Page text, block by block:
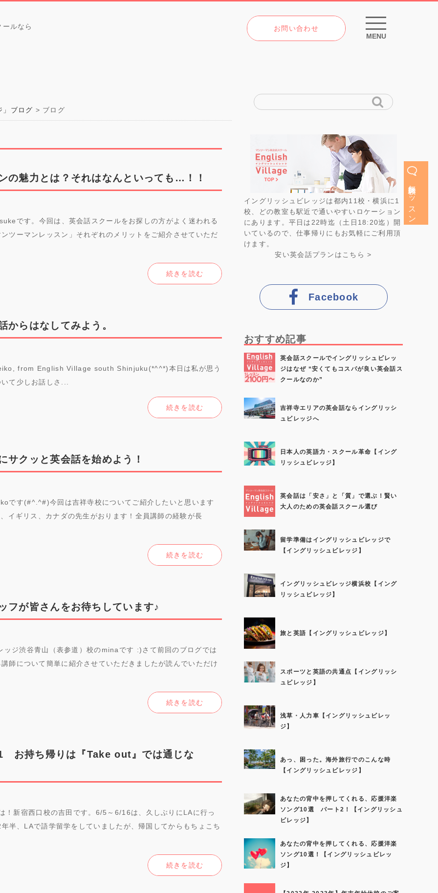
無料体験レッスン
ルなら
お問い合わせ
MENU
」ブログ
ブログ
の魅力とは？それはなんといっても…！！
です。今回は、英会話スクールをお探しの方がよく迷われる
ンツーマンレッスン」それぞれのメリットをご紹介させていただ
続きを読む
からはなしてみよう。
from English Village south Shinjuku(*^^*)本日は私が思う
て少しお話しさ...
続きを読む
サクッと英会話を始めよう！
です(#^.^#)今回は吉祥寺校についてご紹介したいと思います
イギリス、カナダの先生がおります！全員講師の経験が長
続きを読む
フが皆さんをお待ちしています♪
ジ渋谷青山（表参道）校のminaです :)さて前回のブログでは
師について簡単に紹介させていただきましたが読んでいただけ
続きを読む
お持ち帰りは『Take out』では通じな
新宿西口校の吉田です。6/5～6/16は、久しぶりにLAに行っ
半、LAで語学留学をしていましたが、帰国してからもちょこち
続きを読む
イングリッシュビレッジは都内11校・横浜に1
校、どの教室も駅近で通いやすいロケーション
にあります。平日は22時迄（土日18:20迄）開
いているので、仕事帰りにもお気軽にご利用頂
けます。
安い英会話プラン はこちら >
Facebook
おすすめ記事
英会話スクールでイングリッシュビレッ
ジはなぜ “安くてもコスパが良い英会話ス
クールなのか”
吉祥寺エリアの英会話ならイングリッシ
ュビレッジへ
日本人の英語力・スクール革命【イング
リッシュビレッジ】
英会話は「安さ」と「質」で選ぶ！賢い
大人のための英会話スクール選び
留学準備はイングリッシュビレッジで
【イングリッシュビレッジ】
イングリッシュビレッジ横浜校【イング
リッシュビレッジ】
旅と英語【イングリッシュビレッジ】
スポーツと英語の共通点【イングリッシ
ュビレッジ】
浅草・人力車【イングリッシュビレッ
ジ】
あっ、困った。海外旅行でのこんな時
【イングリッシュビレッジ】
あなたの背中を押してくれる、応援洋楽
ソング10選 パート2！【イングリッシュ
ビレッジ】
あなたの背中を押してくれる、応援洋楽
ソング10選！【イングリッシュビレッ
ジ】